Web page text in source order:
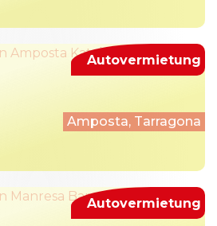
Amposta, Tarragona
Autovermietung
Autovermietung